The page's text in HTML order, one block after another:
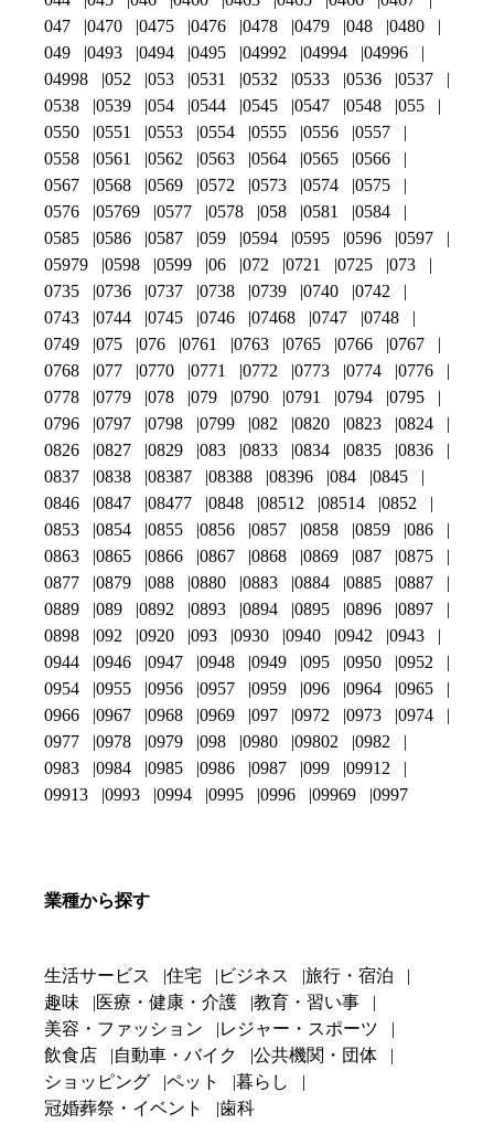
047
0470 0475 0476 0478 0479 048
0480
049
0493 0494 0495 04992 04994
04996
04998
052 053 0531 0532 0533 0536
0537
0538
0539 054 0544 0545 0547 0548
055
0550
0551 0553 0554 0555 0556
0557
0558
0561 0562 0563 0564 0565
0566
0567
0568 0569 0572 0573 0574
0575
0576
05769 0577 0578 058 0581
0584
0585
0586 0587 059 0594 0595 0596
0597
05979
0598 0599 06 072 0721 0725
073
0735
0736 0737 0738 0739 0740
0742
0743
0744 0745 0746 07468 0747
0748
0749
075 076 0761 0763 0765 0766
0767
0768
077 0770 0771 0772 0773 0774
0776
0778
0779 078 079 0790 0791 0794
0795
0796
0797 0798 0799 082 0820 0823
0824
0826
0827 0829 083 0833 0834 0835
0836
0837
0838 08387 08388 08396 084
0845
0846
0847 08477 0848 08512 08514
0852
0853
0854 0855 0856 0857 0858 0859
086
0863
0865 0866 0867 0868 0869 087
0875
0877
0879 088 0880 0883 0884 0885
0887
0889
089 0892 0893 0894 0895 0896
0897
0898
092 0920 093 0930 0940 0942
0943
0944
0946 0947 0948 0949 095 0950
0952
0954
0955 0956 0957 0959 096 0964
0965
0966
0967 0968 0969 097 0972 0973
0974
0977
0978 0979 098 0980 09802
0982
0983
0984 0985 0986 0987 099
09912
09913
0993 0994 0995 0996 09969 0997
業種から探す
生活サービス 住宅 ビジネス
旅行・宿泊
趣味
医療・健康・介護
教育・習い事
美容・ファッション
レジャー・スポーツ
飲食店
自動車・バイク
公共機関・団体
ショッピング
ペット
暮らし
冠婚葬祭・イベント
歯科